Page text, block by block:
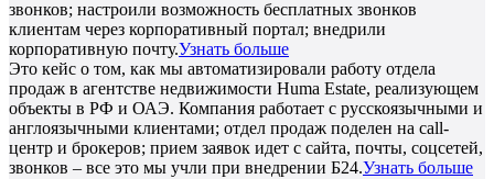
звонков; настроили возможность бесплатных звонков
клиентам через корпоративный портал; внедрили
корпоративную почту.Узнать больше
Это кейс о том, как мы автоматизировали работу отдела
продаж в агентстве недвижимости Huma Estate, реализующем
объекты в РФ и ОАЭ. Компания работает с русскоязычными и
англоязычными клиентами; отдел продаж поделен на call-
центр и брокеров; прием заявок идет с сайта, почты, соцсетей,
звонков – все это мы учли при внедрении Б24.Узнать больше